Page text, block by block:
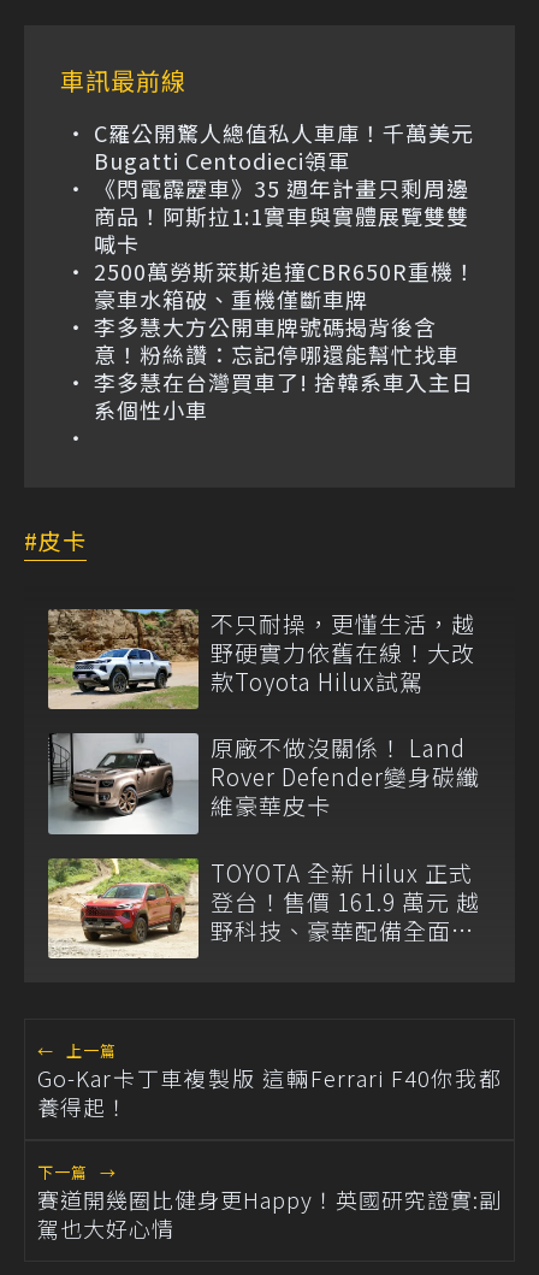
車訊最前線
C羅公開驚人總值私人車庫！千萬美元
Bugatti Centodieci領軍
《閃電霹靂車》35 週年計畫只剩周邊
商品！阿斯拉1:1實車與實體展覽雙雙
喊卡
2500萬勞斯萊斯追撞CBR650R重機！
豪車水箱破、重機僅斷車牌
李多慧大方公開車牌號碼揭背後含
意！粉絲讚：忘記停哪還能幫忙找車
李多慧在台灣買車了! 捨韓系車入主日
系個性小車
皮卡
不只耐操，更懂生活，越
野硬實力依舊在線！大改
款Toyota Hilux試駕
原廠不做沒關係！ Land
Rover Defender變身碳纖
維豪華皮卡
TOYOTA 全新 Hilux 正式
登台！售價 161.9 萬元 越
野科技、豪華配備全面升
← 上一篇
Go-Kar卡丁車複製版 這輛Ferrari F40你我都
養得起！
下一篇 →
賽道開幾圈比健身更Happy！英國研究證實:副
駕也大好心情